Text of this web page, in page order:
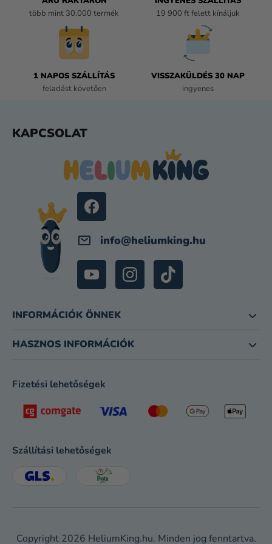
több mint 30.000 termék
19 900 ft felett kínáljuk
1 NAPOS SZÁLLÍTÁS
feladást követően
VISSZAKÜLDÉS 30 NAP
ingyenes
KAPCSOLAT
info@heliumking.hu
INFORMÁCIÓK ÖNNEK
HASZNOS INFORMÁCIÓK
Fizetési lehetőségek
Szállítási lehetőségek
Copyright 2026 HeliumKing.hu. Minden jog fenntartva.